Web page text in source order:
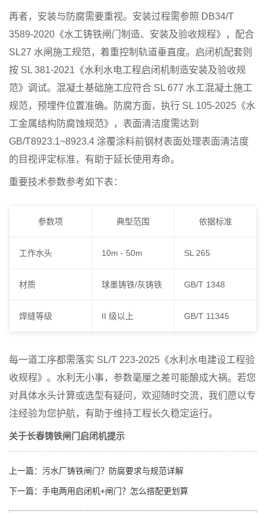
再者，安装与防腐需要重视。安装过程需参照 DB34/T
3589-2020《水工铸铁闸门制造、安装及验收规程》，配合
SL27 水闸施工规范，着重控制轨道垂直度。启闭机配套则
按 SL 381-2021《水利水电工程启闭机制造安装及验收规
范》调试。混凝土基础施工应符合 SL 677 水工混凝土施工
规范，预埋件位置准确。防腐方面，执行 SL 105-2025《水
工金属结构防腐蚀规范》，表面清洁度需达到
GB/T8923.1~8923.4 涂覆涂料前钢材表面处理表面清洁度
的目视评定标准，有助于延长使用寿命。
重要技术参数参考如下表：
参数项 典型范围 依据标准
工作水头 10m - 50m SL 265
材质 球墨铸铁/灰铸铁 GB/T 1348
焊缝等级 II 级以上 GB/T 11345
每一道工序都需落实 SL/T 223-2025《水利水电建设工程验
收规程》。水利无小事，参数毫厘之差可能酿成大祸。若您
对具体水头计算或选型有疑问，欢迎随时交流，我们愿以专
注经验为您护航，有助于维持工程长久稳定运行。
关于长春铸铁闸门启闭机提示
上一篇： 污水厂铸铁闸门？防腐要求与规范详解
下一篇： 手电两用启闭机+闸门？怎么搭配更划算